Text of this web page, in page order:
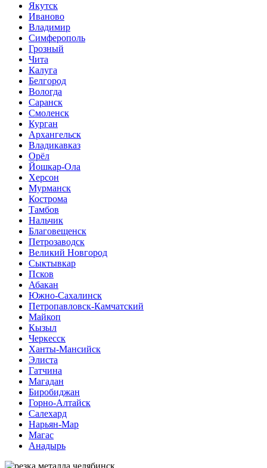
Якутск
Иваново
Владимир
Симферополь
Грозный
Чита
Калуга
Белгород
Вологда
Саранск
Смоленск
Курган
Архангельск
Владикавказ
Орёл
Йошкар-Ола
Херсон
Мурманск
Кострома
Тамбов
Нальчик
Благовещенск
Петрозаводск
Великий Новгород
Сыктывкар
Псков
Абакан
Южно-Сахалинск
Петропавловск-Камчатский
Майкоп
Кызыл
Черкесск
Ханты-Мансийск
Элиста
Гатчина
Магадан
Биробиджан
Горно-Алтайск
Салехард
Нарьян-Мар
Магас
Анадырь